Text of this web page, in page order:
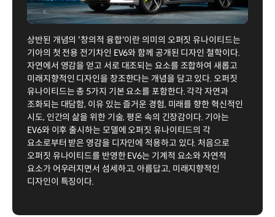
상반된 개념의 '창의적 융합'이란 의미의 오퍼짓 유나이티드는
기아의 첫 전용 전기차인 EV6와 함께 공개된 디자인 철학이다.
자연에서 영감을 얻고 서로 대조되는 요소를 조합하여 새롭고
미래지향적인 디자인을 창조한다는 개념을 담고 있다. 오퍼짓
유나이티드는 총 5가지 기본 요소를 포함한다. 각각 자연과
조화되는 대담함, 이유 있는 즐거운 경험, 미래를 향한 혁신적인
시도, 인간의 삶을 위한 기술, 평온 속의 긴장감이다. 기아는
EV6와 이후 출시하는 모델에 오퍼짓 유나이티드의 각
요소로부터 받은 영감을 디자인에 적용하고 있다. 처음으로
오퍼짓 유나이티드를 반영한 EV6는 기계적 요소와 자연적
요소가 어우러지면서 섬세하고, 아름답고, 미래지향적인
디자인이 특징이다.